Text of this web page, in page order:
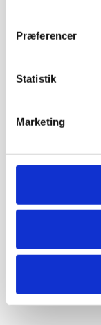
Præferencer
Statistik
Marketing